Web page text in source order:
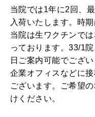
当院では1年に2回、
入荷いたします。時
当院は生ワクチンで
っております。33/1
日ご案内可能でござ
企業オフィスなどに
ございます。ご希望
けください。